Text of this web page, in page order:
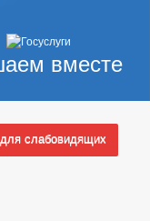
вместе
слабовидящих